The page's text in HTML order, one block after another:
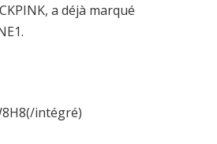
a déjà marqué
intégré)